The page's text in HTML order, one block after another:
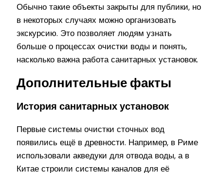
Обычно такие объекты закрыты для публики, но
в некоторых случаях можно организовать
экскурсию. Это позволяет людям узнать
больше о процессах очистки воды и понять,
насколько важна работа санитарных установок.
Дополнительные факты
История санитарных установок
Первые системы очистки сточных вод
появились ещё в древности. Например, в Риме
использовали акведуки для отвода воды, а в
Китае строили системы каналов для её